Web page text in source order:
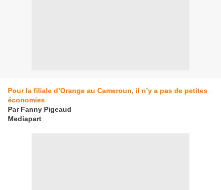
Pour la filiale d’Orange au Cameroun, il n’y a pas de petites
économies
Par Fanny Pigeaud
Mediapart